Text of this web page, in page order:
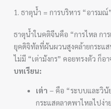
1. ธาตุน้ำ = การบริหาร “อารม
ธาตุน้ำในคติจีนคือ “การไหล กา
ยุคดิจิทัลที่ผันผวนสูงคล้ายกระแ
ไม่มี “เต่ามังกร” คอยทรงตัว ก็อ
บทเรียน:
เต่า – คือ “ระบบและวินั
กระแสตลาดพาไหลไปง่า